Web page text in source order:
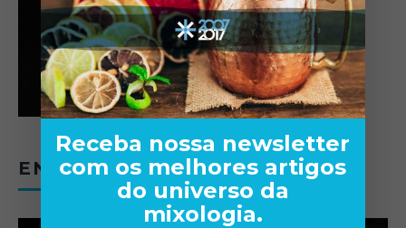
ENTREVISTAS
Receba nossa newsletter
com os melhores artigos
do universo da
mixologia.